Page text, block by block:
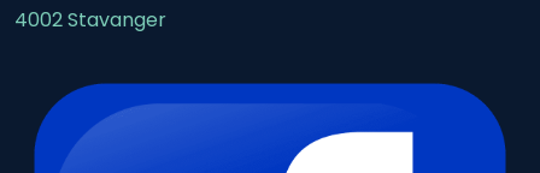
4002 Stavanger